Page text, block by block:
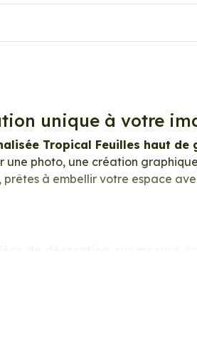
unique à votre
Tropical Feuilles haut de
une photo, une création
, prêtes à embellir votre espace
satinée du papier photo apporte